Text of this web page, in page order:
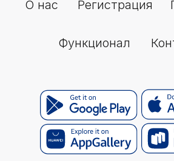
Настоящее издание зарегистрировано в качестве
массовой информации (СМИ). Свидетельство о